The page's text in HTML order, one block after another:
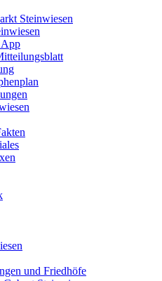
Steinwiesen
App
und Friedhöfe